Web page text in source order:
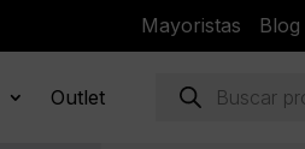
Mayoristas Blog
Outlet
Búsqueda